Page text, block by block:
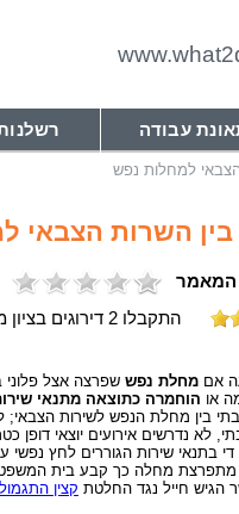
עבודה
למחלות נפש
השרות הצבאי
המאמר
התקבלו 2 דירוגים בציון ממוצע: 5.0 מתוך 5
אם מחלת נפש שפרצה אצל פלוני
או הוחמרה כתוצאה מתנאי
בין מחלת הנפש לשירות הצבאי;
לא נדרשים אירועים יוצאי דופן
בתנאי שירות הגוררים לחץ נפשי
מתפרצת מחלה כך קבע בית המשפט
הגיש חייל נגד החלטת קצין